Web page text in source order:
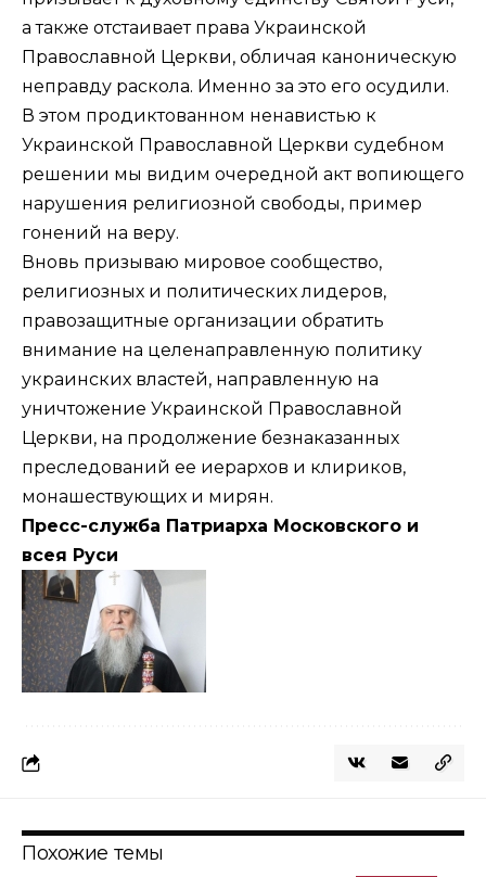
а также отстаивает права Украинской
Православной Церкви, обличая каноническую
неправду раскола. Именно за это его осудили.
В этом продиктованном ненавистью к
Украинской Православной Церкви судебном
решении мы видим очередной акт вопиющего
нарушения религиозной свободы, пример
гонений на веру.
Вновь призываю мировое сообщество,
религиозных и политических лидеров,
правозащитные организации обратить
внимание на целенаправленную политику
украинских властей, направленную на
уничтожение Украинской Православной
Церкви, на продолжение безнаказанных
преследований ее иерархов и клириков,
монашествующих и мирян.
Пресс-служба Патриарха Московского и
всея Руси
Похожие темы